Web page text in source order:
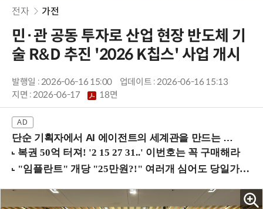
전자 가전
민·관 공동 투자로 산업 현장 반도체 기
술 R&D 추진 '2026 K칩스' 사업 개시
발행일 : 2026-06-16 15:00
업데이트 : 2026-06-16 15:13
지면 :2026-06-17 18면
단순 기획자에서 AI 에이전트의 세계관을 만드는 지식 설계자로.. (8/20 강남역)